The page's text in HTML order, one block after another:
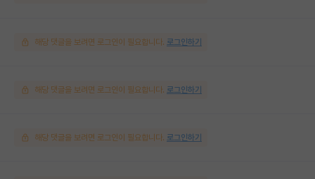
해당 댓글을 보려면 로그인이 필요합니다. 로그인하기
해당 댓글을 보려면 로그인이 필요합니다. 로그인하기
해당 댓글을 보려면 로그인이 필요합니다. 로그인하기